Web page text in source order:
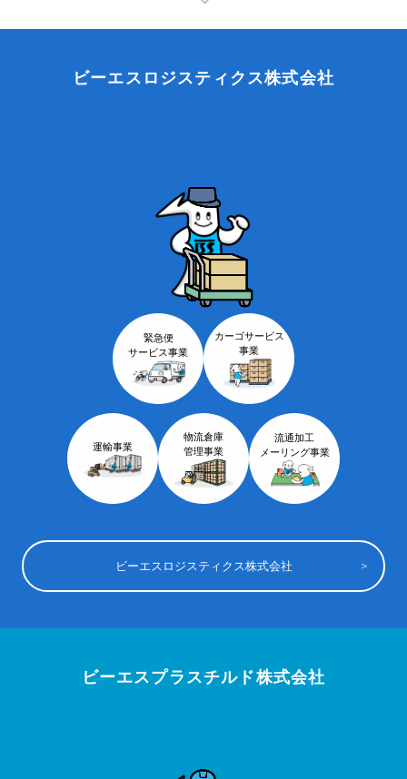
ビーエスロジスティクス株式会社
緊急便
サービス事業
カーゴサービス
事業
運輸事業
物流倉庫
管理事業
流通加工
メーリング事業
ビーエスロジスティクス株式会社
ビーエスプラスチルド株式会社